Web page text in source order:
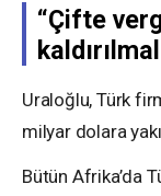
“Çifte
Uraloğlu, Türk
milyar dolara
Bütün Afrika’da